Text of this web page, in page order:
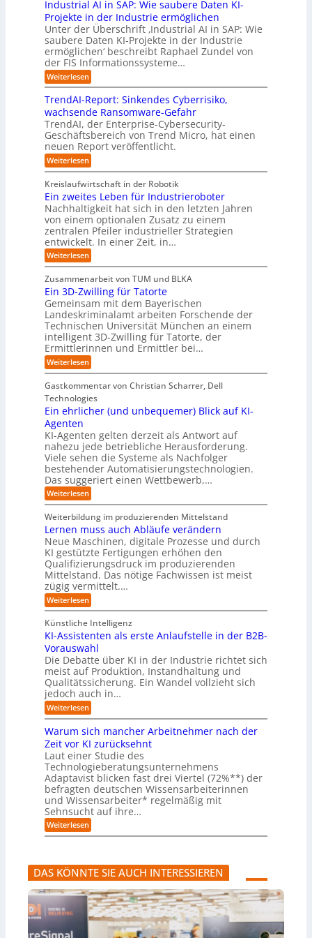
r
u
n
g
s
l
ö
s
u
n
g
e
n
s
t
r
i
e
a
u
t
o
m
a
t
i
s
i
e
r
u
n
g
a
l
u
s
i
n
s
s
E
c
o
s
y
s
t
e
m
o
n
F
o
r
m
w
a
y
s
b
e
i
r
g
w
ä
c
h
s
t
w
e
i
t
e
r
M
i
s
s
t
r
a
u
e
n
g
e
g
e
n
b
e
n
i
c
-
e
u
r
o
p
ä
c
h
n
R
o
u
t
e
H
e
r
s
t
e
l
r
n
a
r
s
h
i
l
f
t
b
e
i
d
e
r
O
r
i
e
n
i
e
r
u
n
g
Industrial AI in SAP: Wie saubere Daten KI-
Projekte in der Industrie ermöglichen
Unter der Überschrift ‚Industrial AI in SAP: Wie
saubere Daten KI-Projekte in der Industrie
ermöglichen‘ beschreibt Raphael Zundel von
der FIS Informationssysteme…
Weiterlesen:
I
n
d
u
s
t
r
i
a
l
A
I
i
n
S
P
:
W
i
e
s
a
u
b
e
r
e
D
a
e
n
K
I
P
r
o
j
e
k
t
e
i
d
e
r
I
n
d
u
s
t
r
i
e
e
r
m
ö
g
l
i
c
h
e
n
TrendAI-Report: Sinkendes Cyberrisiko,
wachsende Ransomware-Gefahr
TrendAI, der Enterprise-Cybersecurity-
Geschäftsbereich von Trend Micro, hat einen
neuen Report veröffentlicht.
Weiterlesen:
T
r
e
n
d
A
-
R
e
p
o
t
:
S
i
n
k
e
n
d
e
C
y
e
r
r
i
s
i
k
o
w
a
c
h
s
e
n
d
e
R
a
n
s
o
m
w
a
r
e
-
G
f
a
h
r
Kreislaufwirtschaft in der Robotik
Ein zweites Leben für Industrieroboter
Nachhaltigkeit hat sich in den letzten Jahren
von einem optionalen Zusatz zu einem
zentralen Pfeiler industrieller Strategien
entwickelt. In einer Zeit, in…
Weiterlesen:
E
n
z
w
e
i
t
e
s
L
e
e
n
f
I
n
d
u
s
t
r
i
e
r
o
b
o
t
e
r
Zusammenarbeit von TUM und BLKA
Ein 3D-Zwilling für Tatorte
Gemeinsam mit dem Bayerischen
Landeskriminalamt arbeiten Forschende der
Technischen Universität München an einem
intelligent 3D-Zwilling für Tatorte, der
Ermittlerinnen und Ermittler bei…
Weiterlesen:
E
n
3
D
w
i
l
l
i
n
g
f
ü
r
a
t
o
r
t
e
Gastkommentar von Christian Scharrer, Dell
Technologies
Ein ehrlicher (und unbequemer) Blick auf KI-
Agenten
KI-Agenten gelten derzeit als Antwort auf
nahezu jede betriebliche Herausforderung.
Viele sehen die Systeme als Nachfolger
bestehender Automatisierungstechnologien.
Das suggeriert einen Wettbewerb,…
Weiterlesen:
E
n
e
h
r
l
i
c
h
e
r
u
n
d
u
n
b
e
q
u
e
m
e
r
)
B
l
i
c
k
a
u
f
-
A
g
e
n
t
e
Weiterbildung im produzierenden Mittelstand
Lernen muss auch Abläufe verändern
Neue Maschinen, digitale Prozesse und durch
KI gestützte Fertigungen erhöhen den
Qualifizierungsdruck im produzierenden
Mittelstand. Das nötige Fachwissen ist meist
zügig vermittelt.…
Weiterlesen:
L
e
r
n
e
n
m
u
s
s
a
u
h
A
b
l
ä
u
f
e
v
e
r
d
e
r
n
Künstliche Intelligenz
KI-Assistenten als erste Anlaufstelle in der B2B-
Vorauswahl
Die Debatte über KI in der Industrie richtet sich
meist auf Produktion, Instandhaltung und
Qualitätssicherung. Ein Wandel vollzieht sich
jedoch auch in…
Weiterlesen:
K
-
A
s
s
i
s
t
e
n
t
e
l
s
e
r
s
t
e
Warum sich mancher Arbeitnehmer nach der
Zeit vor KI zurücksehnt
Laut einer Studie des
Technologieberatungsunternehmens
Adaptavist blicken fast drei Viertel (72%**) der
befragten deutschen Wissensarbeiterinnen
und Wissensarbeiter* regelmäßig mit
Sehnsucht auf ihre…
Weiterlesen:
W
u
m
s
i
c
h
m
DAS KÖNNTE SIE AUCH INTERESSIEREN